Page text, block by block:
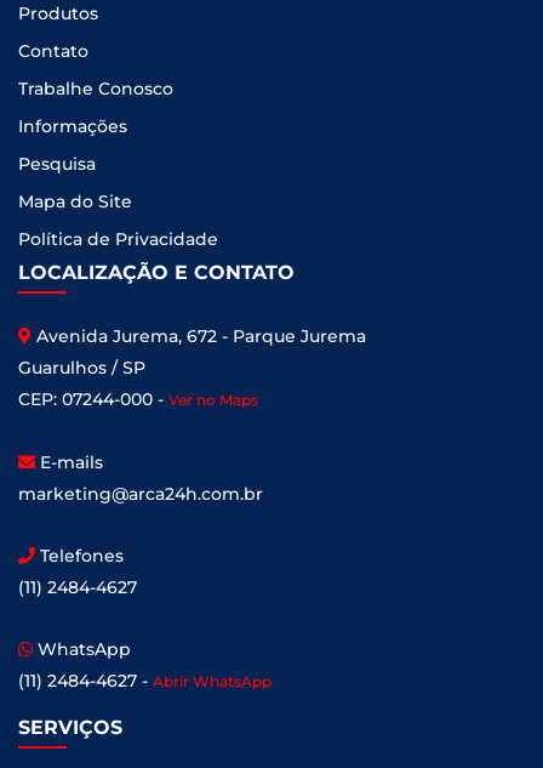
Produtos
Contato
Trabalhe Conosco
Informações
Pesquisa
Mapa do Site
Política de Privacidade
LOCALIZAÇÃO E CONTATO
Avenida Jurema, 672 - Parque Jurema
Guarulhos / SP
CEP: 07244-000 - Ver no Maps
E-mails
marketing@arca24h.com.br
Telefones
(11) 2484-4627
WhatsApp
(11) 2484-4627 - Abrir WhatsApp
SERVIÇOS